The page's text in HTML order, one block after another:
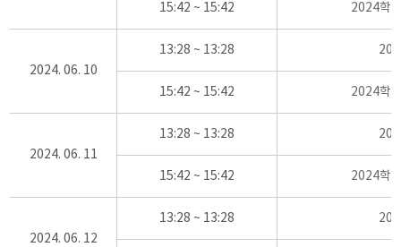
15:42 ~ 15:42 2024학
2024. 06. 10
13:28 ~ 13:28
15:42 ~ 15:42 2024학
2024. 06. 11
13:28 ~ 13:28
15:42 ~ 15:42 2024학
2024. 06. 12
13:28 ~ 13:28